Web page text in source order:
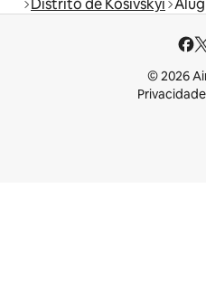
Distrito de Kosivskyi
© 2026
Privacidade